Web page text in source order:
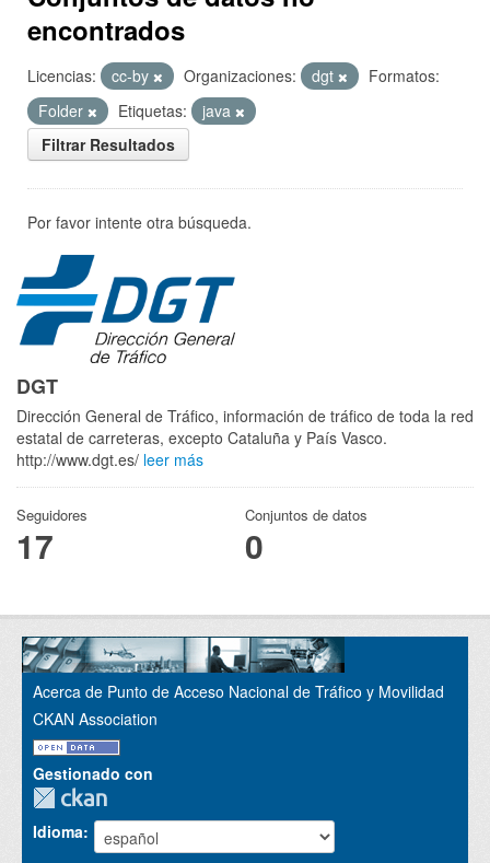
encontrados
Licencias: cc-by Organizaciones: dgt
Formatos:
Folder
Etiquetas:
java
Filtrar Resultados
Por favor intente otra búsqueda.
DGT
Dirección General de Tráfico, información de tráfico de toda la red
estatal de carreteras, excepto Cataluña y País Vasco.
http://www.dgt.es/ leer más
Seguidores
17
Conjuntos de datos
0
Acerca de Punto de Acceso Nacional de Tráfico y Movilidad
CKAN Association
Gestionado con
Idioma